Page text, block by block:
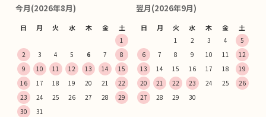
今月(2026年8月)
日 月 火 水 木 金 土
1
2
3 4 5 6 7
8
9
10 11 12 13 14
15
16
17 18 19 20 21
22
23
24 25 26 27 28
29
30
31
翌月(2026年9月)
日 月 火 水 木 金 土
1 2 3 4
5
6
7 8 9 10 11
12
13
14 15 16 17 18
19
20
21 22 23 24 25
26
27
28 29 30